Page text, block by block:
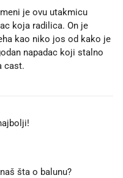
je ovu utakmicu
koja radilica. On je
kao niko jos od kako je
napadac koji stalno
cast.
šta o balunu?